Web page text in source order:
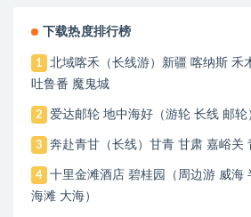
下载热度排行榜
1
北域喀禾（长线游）新疆 喀纳斯 禾
吐鲁番 魔鬼城
2 爱达邮轮 地中海好（游轮 长线 邮轮
3 奔赴青甘（长线）甘青 甘肃 嘉峪关
4
十里金滩酒店 碧桂园（周边游 威海
海滩 大海）